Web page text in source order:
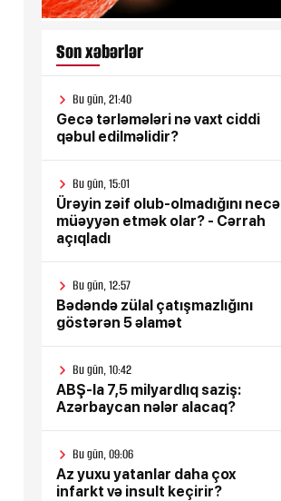
Son xəbərlər
Bu gün, 21:40
Gecə tərləmələri nə vaxt ciddi
qəbul edilməlidir?
Bu gün, 15:01
Ürəyin zəif olub-olmadığını necə
müəyyən etmək olar? - Cərrah
açıqladı
Bu gün, 12:57
Bədəndə zülal çatışmazlığını
göstərən 5 əlamət
Bu gün, 10:42
ABŞ-la 7,5 milyardlıq saziş:
Azərbaycan nələr alacaq?
Bu gün, 09:06
Az yuxu yatanlar daha çox
infarkt və insult keçirir?